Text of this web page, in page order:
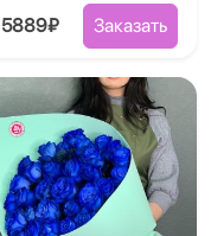
5889₽ Заказать